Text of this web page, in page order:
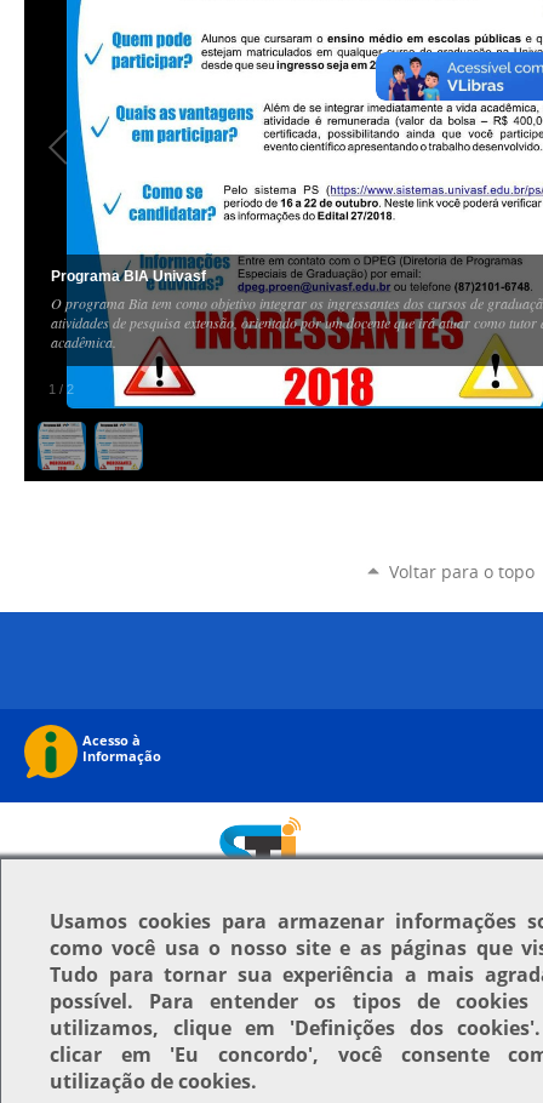
1 / 2
Programa BIA Univasf
O programa Bia tem como objetivo integrar os ingressantes dos cursos de
atividades de pesquisa extensão, orientado por um docente que irá atuar como tutor
acadêmica.
Voltar para o topo
Usamos cookies para armazenar informações
como você usa o nosso site e as páginas que
Tudo para tornar sua experiência a mais
possível. Para entender os tipos de cookies
utilizamos, clique em 'Definições dos cookies'
clicar em 'Eu concordo', você consente
utilização de cookies.